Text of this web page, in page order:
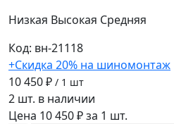
Низкая Высокая Средняя
Код: вн-21118
+Скидка 20% на шиномонтаж
10 450 ₽ / 1 шт
2 шт. в наличии
Цена 10 450 ₽ за 1 шт.